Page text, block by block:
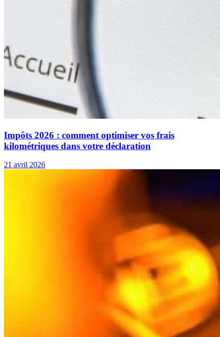
Impôts 2026 : comment optimiser vos frais
kilométriques dans votre déclaration
21 avril 2026